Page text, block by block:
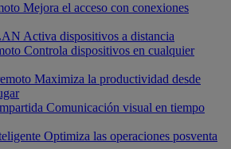
Mejora el acceso con conexiones
Activa dispositivos a distancia
Controla dispositivos en cualquier
Maximiza la productividad desde
Comunicación visual en tiempo
Optimiza las operaciones posventa